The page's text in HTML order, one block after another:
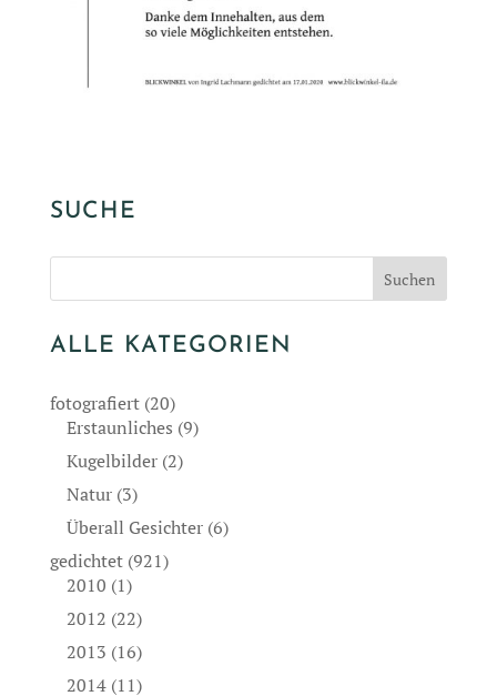
SUCHE
ALLE KATEGORIEN
fotografiert(20)
Erstaunliches (9)
Kugelbilder(2)
Natur(3)
Überall Gesichter(6)
gedichtet(921)
2010 (1)
2012 (22)
2013 (16)
2014(11)